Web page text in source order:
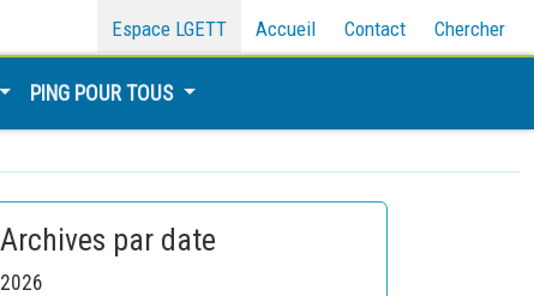
Espace LGETT Accueil Contact Chercher
PING POUR TOUS
Archives par date
2026